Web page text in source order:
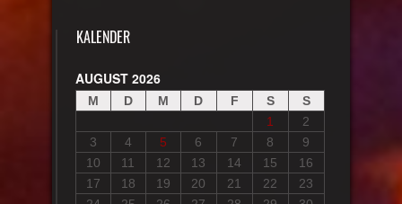
KALENDER
AUGUST 2026
M D M D F S
S
1
2
3
4 5 6 7 8
9
10
11 12 13 14 15
16
17
18 19 20 21 22
23